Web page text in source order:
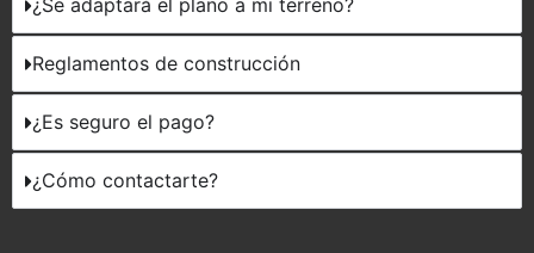
¿Se adaptará el plano a mi terreno?
Reglamentos de construcción
¿Es seguro el pago?
¿Cómo contactarte?